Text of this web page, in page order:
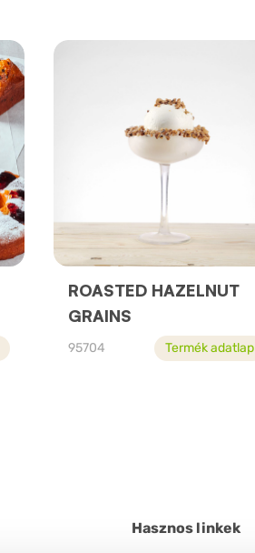
ROASTED HAZELNUT
GRAINS
95704 Termék adatlap
Hasznos linkek